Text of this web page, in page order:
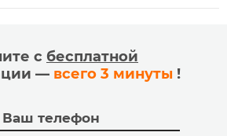
с бесплатной
— всего 3 минуты!